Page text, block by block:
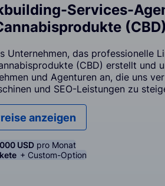
Services-
(CBD)
Unternehmen, das professionelle
(CBD) erstellt und
und Agenturen an, die uns
und SEO-Leistungen zu
in Linkedin
us by email
anzeigen
USD pro Monat
+ Custom-Option